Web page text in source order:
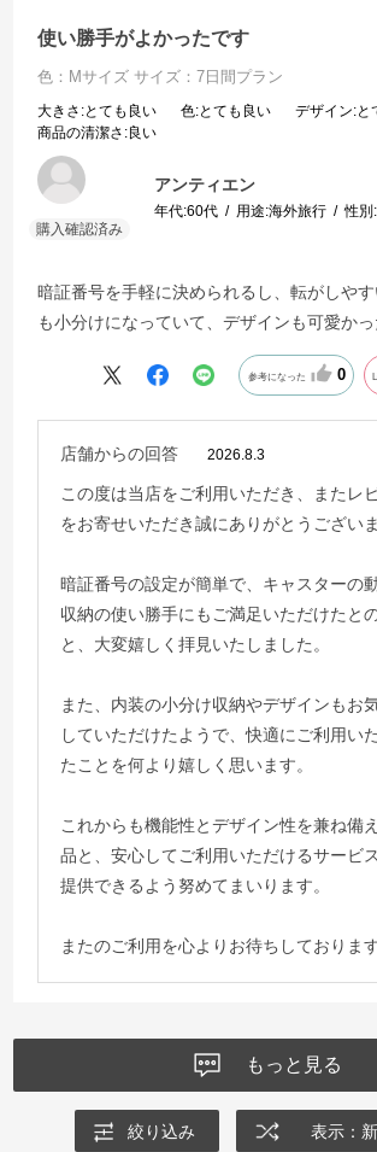
使い勝手がよかったです
色：Mサイズ サイズ：7日間プラン
大きさ :とても良い 色:とても良い デザイン:と
商品の清潔さ :良い
アンティエン
年代:60代 用途:海外旅行 性別:
暗証番号を手軽に決められるし、転がしや
も小分けになっていて、デザインも可愛かっ
参考になった 0
店舗からの回答 2026.8.3
この度は当店をご利用いただき、またレ
をお寄せいただき誠にありがとうございま
暗証番号の設定が簡単で、キャスターの
収納の使い勝手にもご満足いただけたと
と、大変嬉しく拝見いたしました。
また、内装の小分け収納やデザインもお
していただけたようで、快適にご利用い
たことを何より嬉しく思います。
これからも機能性とデザイン性を兼ね備
品と、安心してご利用いただけるサービ
提供できるよう努めてまいります。
またのご利用を心よりお待ちしております
もっと見る
絞り込み 表示：